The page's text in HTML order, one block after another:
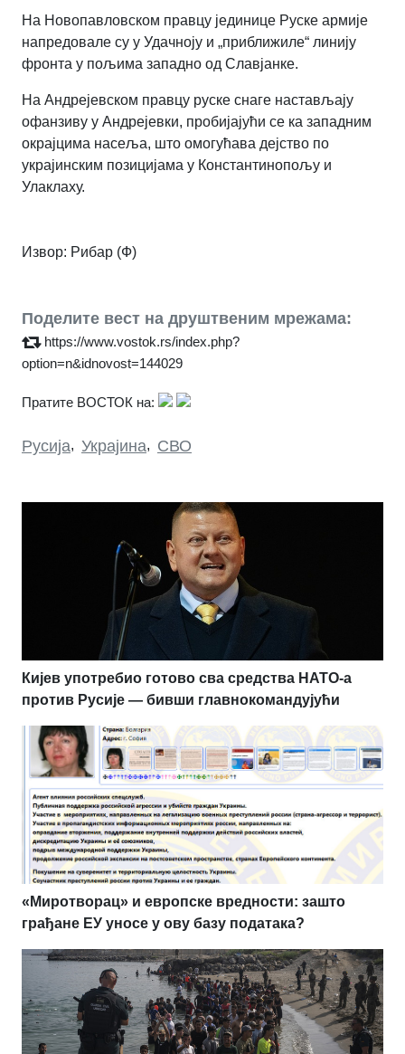
На Новопавловском правцу јединице Руске армије
напредовале су у Удачноју и „приближиле“ линију
фронта у пољима западно од Славјанке.
На Андрејевском правцу руске снаге настављају
офанзиву у Андрејевки, пробијајући се ка западним
окрајцима насеља, што омогућава дејство по
украјинским позицијама у Константинопољу и
Улаклаху.
Извор: Рибар (Ф)
Поделите вест на друштвеним мрежама:
https://www.vostok.rs/index.php?
option=n&idnovost=144029
Пратите ВОСТОК на:
Русија, Украјина, СВО
Кијев употребио готово сва средства НАТО-а
против Русије — бивши главнокомандујући
«Миротворац» и европске вредности: зашто
грађане ЕУ уносе у ову базу података?